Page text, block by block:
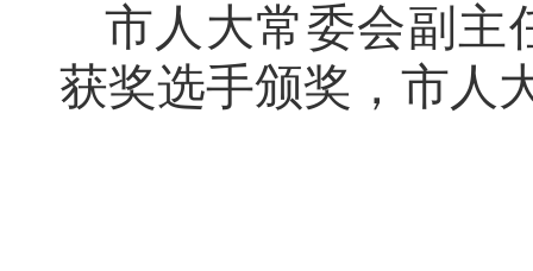
市人大常委会副主
获奖选手颁奖，市人